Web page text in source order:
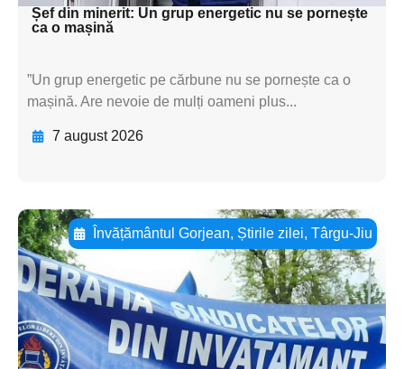
Șef din minerit: Un grup energetic nu se pornește
ca o mașină
”Un grup energetic pe cărbune nu se pornește ca o
mașină. Are nevoie de mulți oameni plus...
7 august 2026
Învățământul Gorjean, Știrile zilei, Târgu-Jiu
Adaugă aici textul pentru
subtitluAdaugă aici
textul pentru
subtitluAdaugă aici